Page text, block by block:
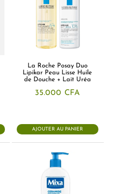
La Roche Posay Duo
Lipikar Peau Lisse Huile
de Douche + Lait Uréa
35.000 CFA
AJOUTER AU PANIER